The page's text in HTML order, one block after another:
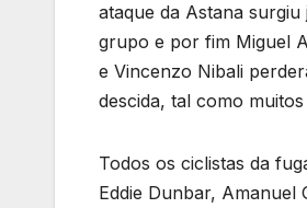
ataque da Astana
grupo e por fim Miguel
e Vincenzo Nibali
descida, tal como
Todos os ciclistas da
Eddie Dunbar, Amanuel